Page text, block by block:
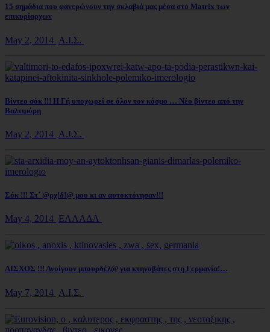
15 σημάδια που φανερώνουν την σκλαβιά μας μέσα στο Matrix των
επικυρίαρχων
May 2, 2014 Α.Ι.Σ.
Βίντεο σόκ !!! Η Γή υποχωρεί σε όλον τον κόσμο … Νέο βίντεο από την
Βαλτιμόρη
May 2, 2014 Α.Ι.Σ.
Σόκ !!! Στ΄ @ρχ!δ!@ μου κι αν αυτοκτόνησαν!!!
May 4, 2014 ΕΛΛΑΔΑ
ΑΙΣΧΟΣ !!! Ανοίγουν μπουρδέλ@ για κτηνοβάτες στη Γερμανία!…
May 7, 2014 Α.Ι.Σ.